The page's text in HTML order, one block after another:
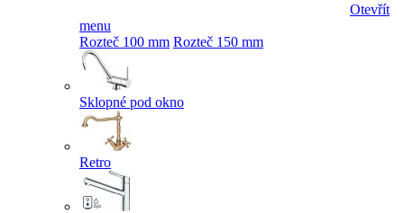
Otevřít
menu
Rozteč 100 mm Rozteč 150 mm
Sklopné pod okno
Retro